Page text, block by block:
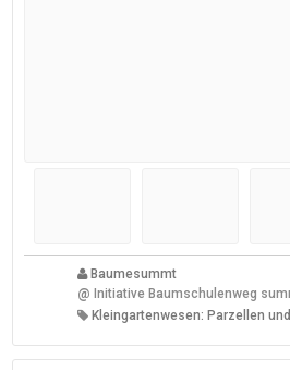
Baumesummt
@ Initiative Baumschulenweg
Kleingartenwesen: Parzellen